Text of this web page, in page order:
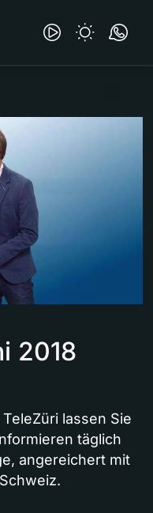
2018
lassen Sie
täglich
angereichert mit